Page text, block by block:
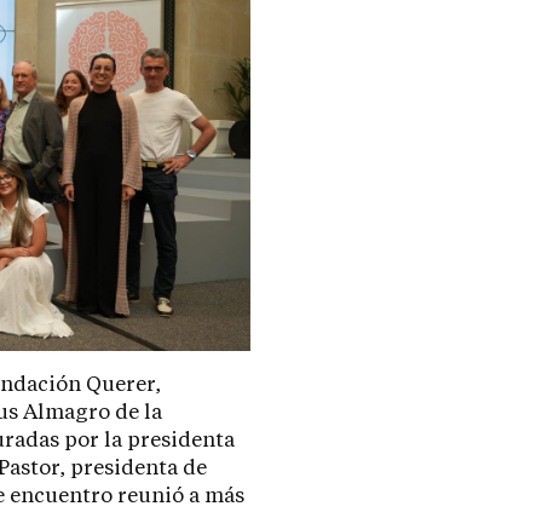
Querer,
Almagro de la
por la presidenta
presidenta de
encuentro reunió a más